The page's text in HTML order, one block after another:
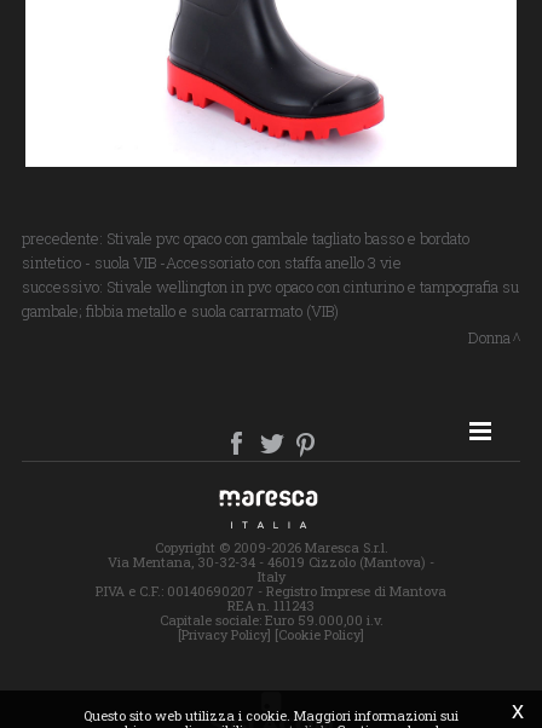
precedente: Stivale pvc opaco con gambale tagliato basso e bordato
sintetico - suola VIB -Accessoriato con staffa anello 3 vie
successivo: Stivale wellington in pvc opaco con cinturino e tampografia su
gambale; fibbia metallo e suola carrarmato (VIB)
Donna
SITE MAP
Copyright © 2009-2026 Maresca S.r.l.
Via Mentana, 30-32-34 - 46019 Cizzolo (Mantova) -
Italy
P.IVA e C.F.: 00140690207 - Registro Imprese di Mantova
REA n. 111243
Capitale sociale: Euro 59.000,00 i.v.
[Privacy Policy] [Cookie Policy]
x
Questo sito web utilizza i cookie. Maggiori informazioni sui